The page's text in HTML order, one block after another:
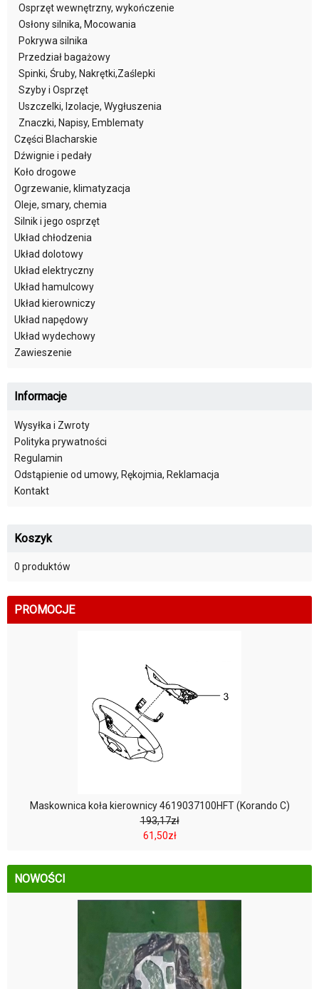
Osprzęt wewnętrzny, wykończenie
Osłony silnika, Mocowania
Pokrywa silnika
Przedział bagażowy
Spinki, Śruby, Nakrętki,Zaślepki
Szyby i Osprzęt
Uszczelki, Izolacje, Wygłuszenia
Znaczki, Napisy, Emblematy
Części Blacharskie
Dźwignie i pedały
Koło drogowe
Ogrzewanie, klimatyzacja
Oleje, smary, chemia
Silnik i jego osprzęt
Układ chłodzenia
Układ dolotowy
Układ elektryczny
Układ hamulcowy
Układ kierowniczy
Układ napędowy
Układ wydechowy
Zawieszenie
Informacje
Wysyłka i Zwroty
Polityka prywatności
Regulamin
Odstąpienie od umowy, Rękojmia, Reklamacja
Kontakt
Koszyk
0 produktów
PROMOCJE
Maskownica koła kierownicy 4619037100HFT (Korando C)
193,17zł
61,50zł
NOWOŚCI